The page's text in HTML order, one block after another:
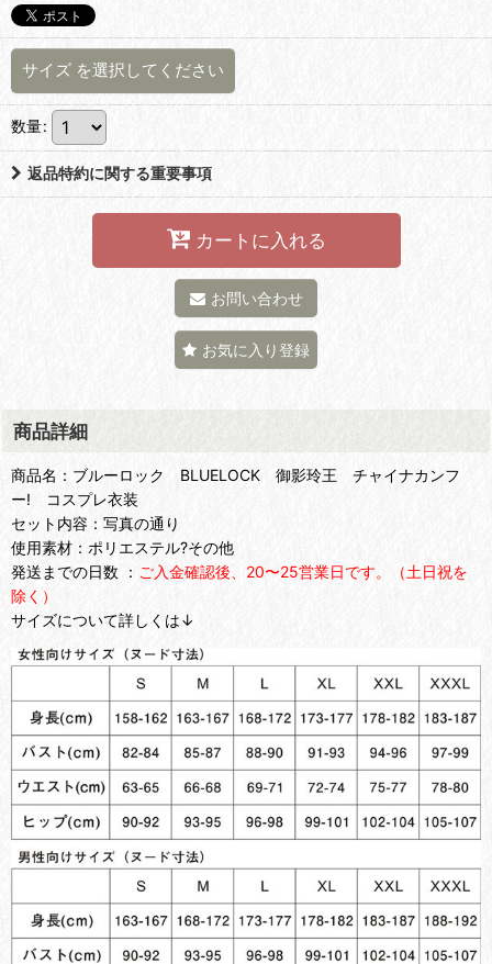
サイズ を選択してください
数量:
返品特約に関する重要事項
カートに入れる
お問い合わせ
お気に入り登録
商品詳細
商品名：ブルーロック BLUELOCK 御影玲王 チャイナカンフ
ー! コスプレ衣装
セット内容：写真の通り
使用素材：ポリエステル?その他
発送までの日数 ： ご入金確認後、20〜25営業日です。（土日祝を
除く）
サイズについて詳しくは↓